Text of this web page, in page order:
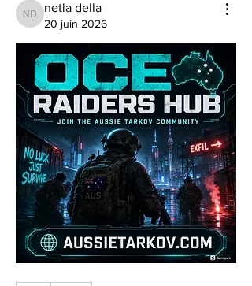
netla della
netla della
20 juin 2026